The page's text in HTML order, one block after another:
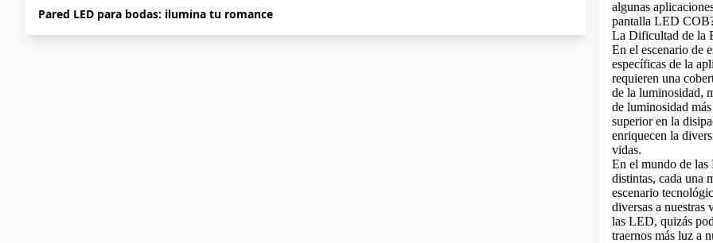
Pared LED para bodas: ilumina tu romance
algunas
pantalla LED
La Dificultad de la
En el escenario de
específicas de la
requieren una
de la luminosidad,
de luminosidad
superior en la
enriquecen la
vidas.
En el mundo de
distintas, cada una
escenario
diversas a nuestras
las LED, quizás
traernos más luz a